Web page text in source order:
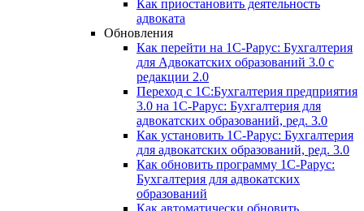
Как приостановить деятельность
адвоката
Обновления
Как перейти на 1С-Рарус: Бухгалтерия
для Адвокатских образований 3.0 с
редакции 2.0
Переход с 1С:Бухгалтерия предприятия
3.0 на 1С-Рарус: Бухгалтерия для
адвокатских образований, ред. 3.0
Как установить 1С-Рарус: Бухгалтерия
для адвокатских образований, ред. 3.0
Как обновить программу 1С-Рарус:
Бухгалтерия для адвокатских
образований
Как автоматически обновить